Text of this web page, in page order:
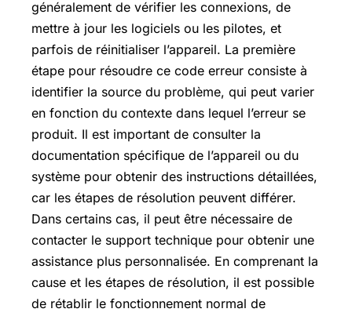
généralement de vérifier les connexions, de
mettre à jour les logiciels ou les pilotes, et
parfois de réinitialiser l’appareil. La première
étape pour résoudre ce code erreur consiste à
identifier la source du problème, qui peut varier
en fonction du contexte dans lequel l’erreur se
produit. Il est important de consulter la
documentation spécifique de l’appareil ou du
système pour obtenir des instructions détaillées,
car les étapes de résolution peuvent différer.
Dans certains cas, il peut être nécessaire de
contacter le support technique pour obtenir une
assistance plus personnalisée. En comprenant la
cause et les étapes de résolution, il est possible
de rétablir le fonctionnement normal de